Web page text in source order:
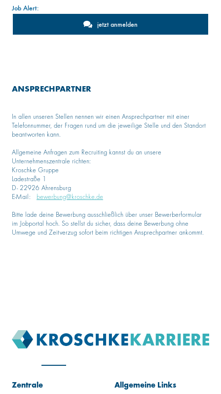
Job Alert:
jetzt anmelden
ANSPRECHPARTNER
In allen unseren Stellen nennen wir einen Ansprechpartner mit einer
Telefonnummer, der Fragen rund um die jeweilige Stelle und den Standort
beantworten kann.
Allgemeine Anfragen zum Recruiting kannst du an unsere
Unternehmenszentrale richten:
Kroschke Gruppe
Ladestraße 1
D- 22926 Ahrensburg
E-Mail: bewerbung@kroschke.de
Bitte lade deine Bewerbung ausschließlich über unser Bewerberformular
im Jobportal hoch. So stellst du sicher, dass deine Bewerbung ohne
Umwege und Zeitverzug sofort beim richtigen Ansprechpartner ankommt.
Zentrale Allgemeine Links